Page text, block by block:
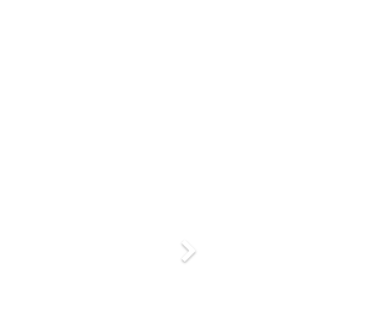
Next